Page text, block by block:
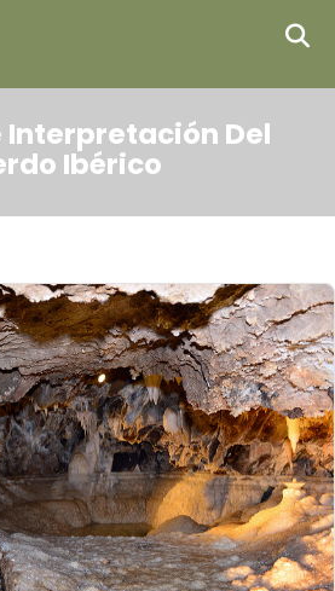
Interpretación Del
Ibérico